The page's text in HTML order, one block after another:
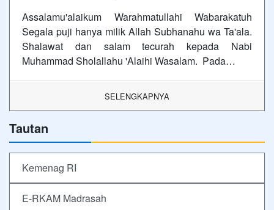
Assalamu'alaikum Warahmatullahi Wabarakatuh
Segala puji hanya milik Allah Subhanahu wa Ta'ala.
Shalawat dan salam tecurah kepada Nabi
Muhammad Sholallahu 'Alaihi Wasalam. Pada…
SELENGKAPNYA
Tautan
Kemenag RI
E-RKAM Madrasah